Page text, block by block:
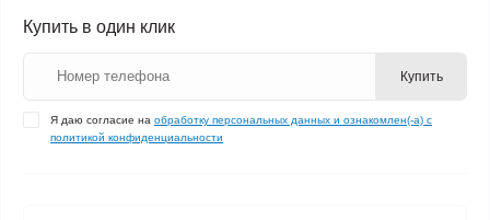
Купить в один клик
Купить
Я даю согласие на обработку персональных данных и ознакомлен(-а) с
политикой конфиденциальности